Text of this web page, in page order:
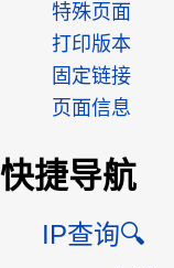
特殊页面
打印版本
固定链接
页面信息
快捷导航
IP查询🔍